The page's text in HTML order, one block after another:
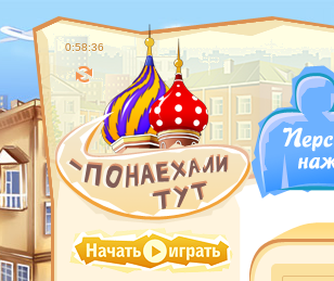
0:58:37